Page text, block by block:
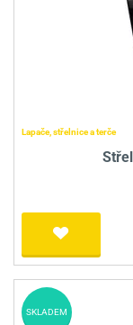
Lapače, střelnice a terče
SKLADEM